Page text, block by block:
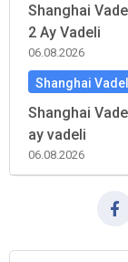
Shanghai
2 Ay Vadeli
06.08.2026
Shanghai
Shanghai
ay vadeli
06.08.2026